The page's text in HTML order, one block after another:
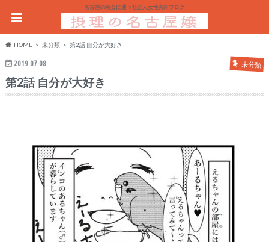
名古屋の教会に通う社会人女性共同ブログ
HOME 未分類 第2話 自分が大好き
2019.07.08 未分類
第2話 自分が大好き